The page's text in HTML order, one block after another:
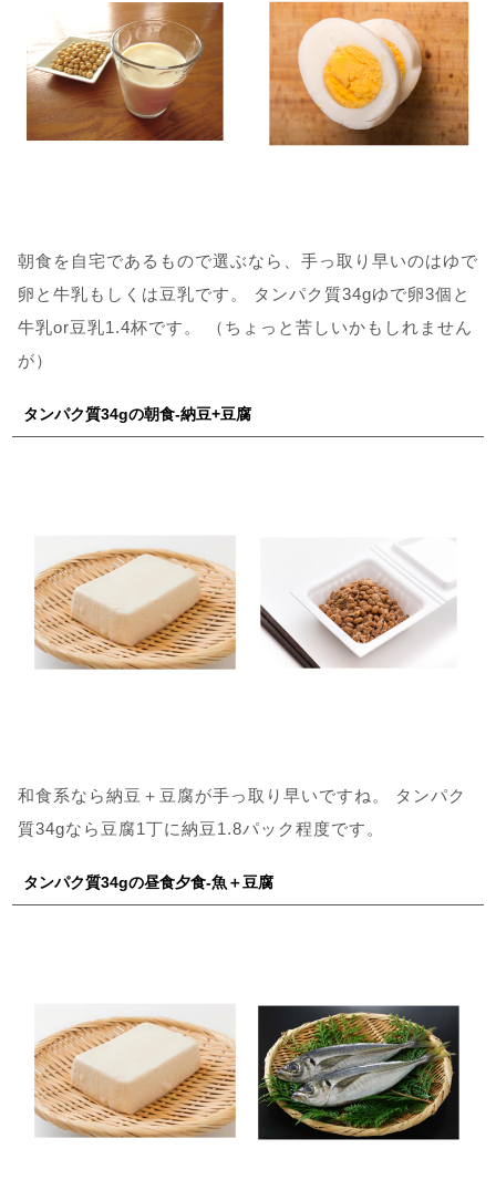
朝食を自宅であるもので選ぶなら、手っ取り早いのはゆで
卵と牛乳もしくは豆乳です。 タンパク質34gゆで卵3個と
牛乳or豆乳1.4杯です。 （ちょっと苦しいかもしれません
が）
タンパク質34gの朝食-納豆+豆腐
和食系なら納豆＋豆腐が手っ取り早いですね。 タンパク
質34gなら豆腐1丁に納豆1.8パック程度です。
タンパク質34gの昼食夕食-魚＋豆腐